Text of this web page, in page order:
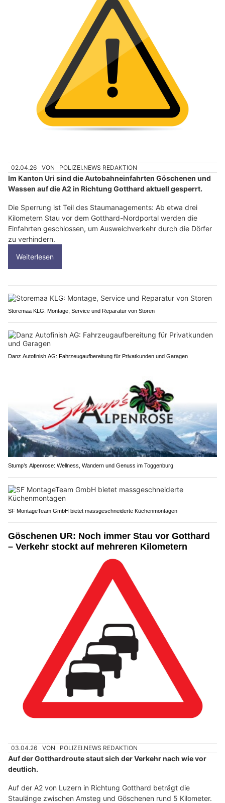
02.04.26 VON POLIZEI.NEWS REDAKTION
Im Kanton Uri sind die Autobahneinfahrten Göschenen und
Wassen auf die A2 in Richtung Gotthard aktuell gesperrt.
Die Sperrung ist Teil des Staumanagements: Ab etwa drei
Kilometern Stau vor dem Gotthard-Nordportal werden die
Einfahrten geschlossen, um Ausweichverkehr durch die Dörfer
zu verhindern.
Weiterlesen
Storemaa KLG: Montage, Service und Reparatur von Storen
Danz Autofinish AG: Fahrzeugaufbereitung für Privatkunden und Garagen
Stump’s Alpenrose: Wellness, Wandern und Genuss im Toggenburg
SF MontageTeam GmbH bietet massgeschneiderte Küchenmontagen
Göschenen UR: Noch immer Stau vor Gotthard
– Verkehr stockt auf mehreren Kilometern
03.04.26 VON POLIZEI.NEWS REDAKTION
Auf der Gotthardroute staut sich der Verkehr nach wie vor
deutlich.
Auf der A2 von Luzern in Richtung Gotthard beträgt die
Staulänge zwischen Amsteg und Göschenen rund 5 Kilometer.